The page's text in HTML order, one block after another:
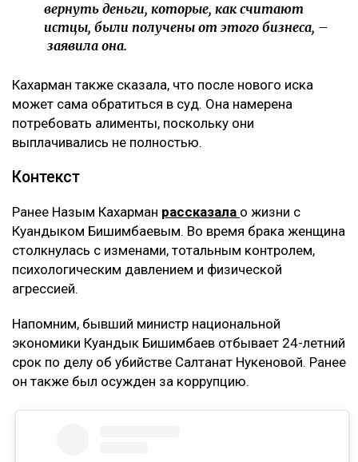
вернуть деньги, которые, как считают
истцы, были получены от этого бизнеса, –
заявила она.
Кахарман также сказала, что после нового иска
может сама обратиться в суд. Она намерена
потребовать алименты, поскольку они
выплачивались не полностью.
Контекст
Ранее Назым Кахарман рассказала о жизни с
Куандыком Бишимбаевым. Во время брака женщина
столкнулась с изменами, тотальным контролем,
психологическим давлением и физической
агрессией.
Напомним, бывший министр национальной
экономики Куандык Бишимбаев отбывает 24-летний
срок по делу об убийстве Салтанат Нукеновой. Ранее
он также был осужден за коррупцию.